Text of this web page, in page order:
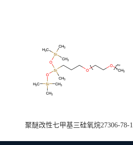
聚醚改性七甲基三硅氧烷27306-78-1